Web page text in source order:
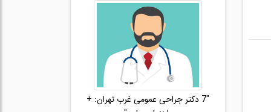
"7 دکتر جراحی عمومی غرب تهران: +